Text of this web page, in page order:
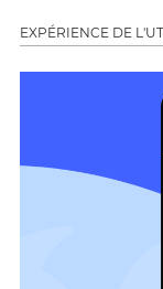
EXPÉRIENCE DE